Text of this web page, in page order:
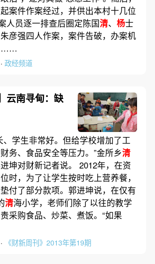
案件作案经过，并供出本村十几位
人员逐一排查后圈定陈国清、 杨士
彦强四人作案，案件告破，办案机
……
政经频道
云南寻甸：缺
、学生非常好。但给学校增加了工
务、食品安全等压力。”金所乡清
坤对财新记者说。 2012年，在资
时，为了让学生按时吃上营养餐，
付了部分款项。郭进坤说，在仅有
清海小学，老师们除了以往的教学
采购食品、炒菜、煮饭。“如果
《财新周刊》2013年第19期